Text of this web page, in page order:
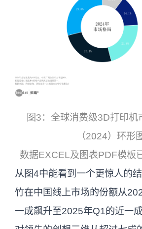
图3：全球消费级3D打印机
（2024）环形
数据EXCEL及图表PDF模板
从图4中能看到一个更惊人的
竹在中国线上市场的份额从
一成飙升至2025年Q1的近一